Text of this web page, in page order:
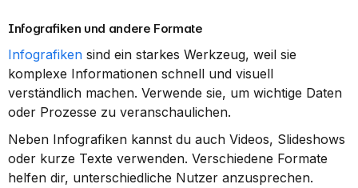
Infografiken und andere Formate
Infografiken sind ein starkes Werkzeug, weil sie
komplexe Informationen schnell und visuell
verständlich machen. Verwende sie, um wichtige Daten
oder Prozesse zu veranschaulichen.
Neben Infografiken kannst du auch Videos, Slideshows
oder kurze Texte verwenden. Verschiedene Formate
helfen dir, unterschiedliche Nutzer anzusprechen.